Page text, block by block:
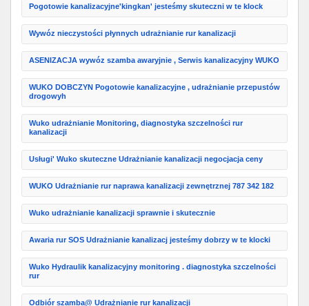
Pogotowie kanalizacyjne'kingkan' jesteśmy skuteczni w te klock
Wywóz nieczystości płynnych udrażnianie rur kanalizacji
ASENIZACJA wywóz szamba awaryjnie , Serwis kanalizacyjny WUKO
WUKO DOBCZYN Pogotowie kanalizacyjne , udrażnianie przepustów
drogowyh
Wuko udrażnianie Monitoring, diagnostyka szczelności rur
kanalizacji
Usługi' Wuko skuteczne Udrażnianie kanalizacji negocjacja ceny
WUKO Udrażnianie rur naprawa kanalizacji zewnętrznej 787 342 182
Wuko udrażnianie kanalizacji sprawnie i skutecznie
Awaria rur SOS Udrażnianie kanalizacj jesteśmy dobrzy w te klocki
Wuko Hydraulik kanalizacyjny monitoring . diagnostyka szczelności
rur
Odbiór szamba@ Udrażnianie rur kanalizacji